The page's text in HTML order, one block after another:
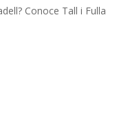
Conoce Tall i Fulla